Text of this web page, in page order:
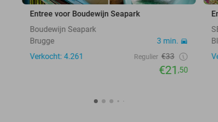
Entree voor Boudewijn Seapark
Boudewijn Seapark
Brugge
3 min.
Verkocht: 4.261
Regulier €33
€21,50